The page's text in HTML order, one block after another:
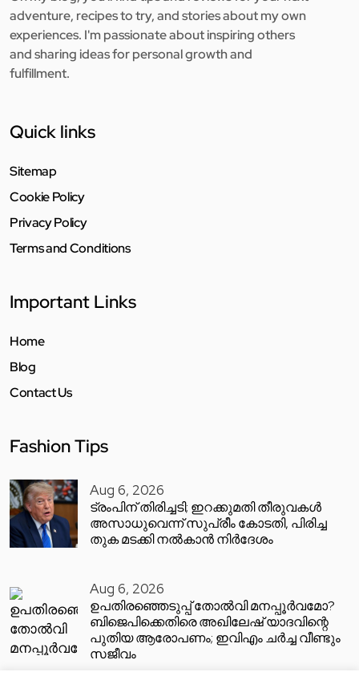
adventure, recipes to try, and stories about my own
experiences. I'm passionate about inspiring others
and sharing ideas for personal growth and
fulfillment.
Quick links
Sitemap
Cookie Policy
Privacy Policy
Terms and Conditions
Important Links
Home
Blog
Contact Us
Fashion Tips
Aug 6, 2026
ട്രംപിന് തിരിച്ചടി; ഇറക്കുമതി തീരുവകൾ
അസാധുവെന്ന് സുപ്രീം കോടതി, പിരിച്ച
തുക മടക്കി നൽകാൻ നിർദേശം
Aug 6, 2026
ഉപതിരഞ്ഞെടുപ്പ് തോൽവി മനപ്പൂർവമോ?
ബിജെപിക്കെതിരെ അഖിലേഷ് യാദവിന്റെ
പുതിയ ആരോപണം; ഇവിഎം ചർച്ച വീണ്ടും
സജീവം